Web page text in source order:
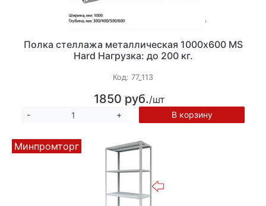
Полка стеллажа металлическая 1000х600 MS
Hard Нагрузка: до 200 кг.
Код: 77_113
1850 руб./шт
- + В корзину
Минпромторг